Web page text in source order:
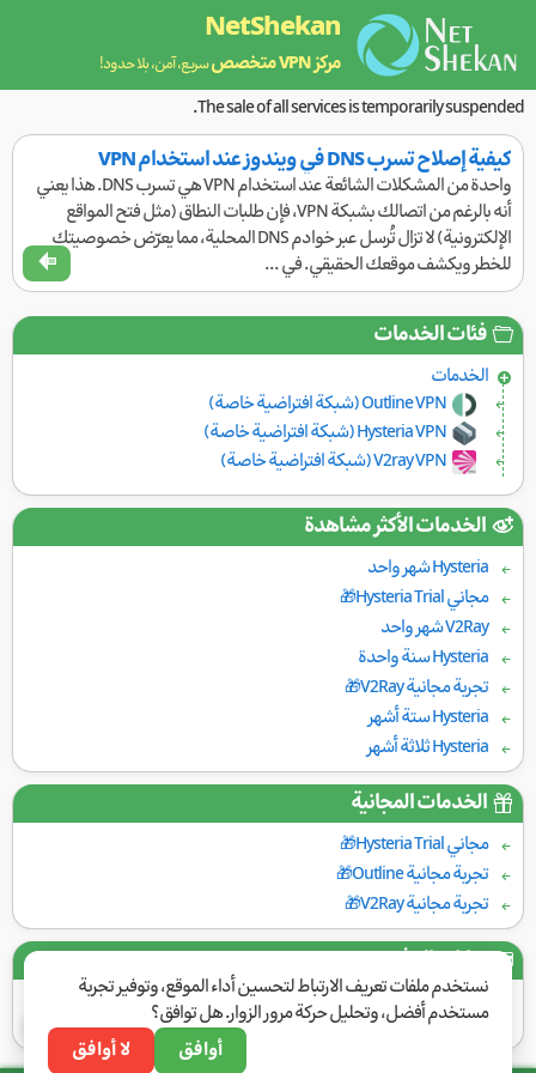
نستخدم ملفات تعريف الارتباط لتحسين أداء الموقع، وتوفير تجربة
مستخدم أفضل، وتحليل حركة مرور الزوار. هل توافق؟
أوافق
لا أوافق
NetShekan
مركز VPN متخصص سريع، آمن، بلا حدود!
The sale of all services is temporarily suspended.
كيفية إصلاح تسرب DNS في ويندوز عند استخدام VPN
واحدة من المشكلات الشائعة عند استخدام VPN هي تسرب DNS. هذا يعني
أنه بالرغم من اتصالك بشبكة VPN، فإن طلبات النطاق (مثل فتح المواقع
الإلكترونية) لا تزال تُرسل عبر خوادم DNS المحلية، مما يعرّض خصوصيتك
للخطر ويكشف موقعك الحقيقي. في ...
فئات الخدمات
الخدمات
Outline VPN (شبكة افتراضية خاصة)
Hysteria VPN (شبكة افتراضية خاصة)
V2ray VPN (شبكة افتراضية خاصة)
الخدمات الأكثر مشاهدة
Hysteria شهر واحد
مجاني Hysteria Trial🎁
V2Ray شهر واحد
Hysteria سنة واحدة
تجربة مجانية V2Ray🎁
Hysteria ستة أشهر
Hysteria ثلاثة أشهر
الخدمات المجانية
مجاني Hysteria Trial🎁
تجربة مجانية Outline🎁
تجربة مجانية V2Ray🎁
بوابات الدفع